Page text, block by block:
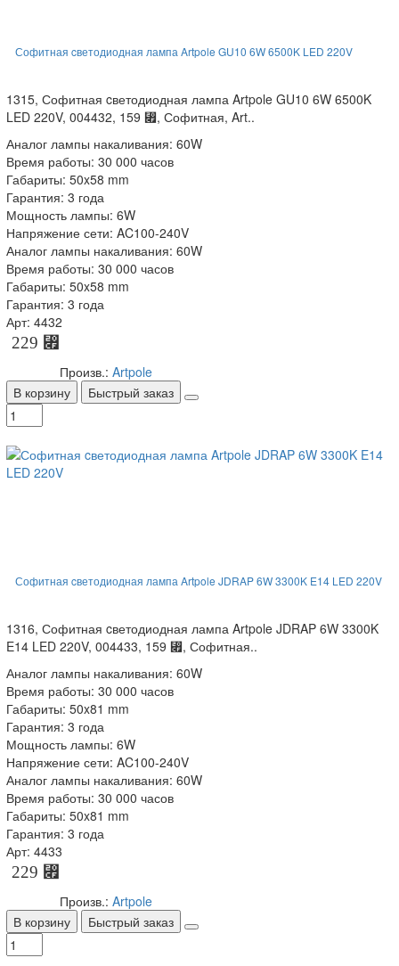
Софитная cветодиодная лампа Artpole GU10 6W 6500K LED 220V
1315, Софитная cветодиодная лампа Artpole GU10 6W 6500K
LED 220V, 004432, 159 ⃏, Софитная, Art..
Аналог лампы накаливания: 60W
Время работы: 30 000 часов
Габариты: 50x58 mm
Гарантия: 3 года
Мощность лампы: 6W
Напряжение сети: AC100-240V
Аналог лампы накаливания: 60W
Время работы: 30 000 часов
Габариты: 50x58 mm
Гарантия: 3 года
Арт: 4432
229 ⃏
Произв.: Artpole
В корзину
Быстрый заказ
Софитная cветодиодная лампа Artpole JDRAP 6W 3300K E14 LED 220V
1316, Софитная cветодиодная лампа Artpole JDRAP 6W 3300K
E14 LED 220V, 004433, 159 ⃏, Софитная..
Аналог лампы накаливания: 60W
Время работы: 30 000 часов
Габариты: 50x81 mm
Гарантия: 3 года
Мощность лампы: 6W
Напряжение сети: AC100-240V
Аналог лампы накаливания: 60W
Время работы: 30 000 часов
Габариты: 50x81 mm
Гарантия: 3 года
Арт: 4433
229 ⃏
Произв.: Artpole
В корзину
Быстрый заказ